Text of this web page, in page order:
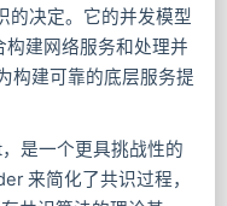
的决定。它的并发模型
建网络服务和处理并
构建可靠的底层服务提
是一个更具挑战性的
来简化了共识过程，